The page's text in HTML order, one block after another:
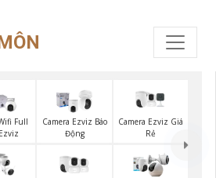
Full
Camera Ezviz Báo
Động
Camera Ezviz Giá
Rẻ